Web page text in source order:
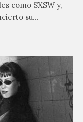
como SXSW y,
su…